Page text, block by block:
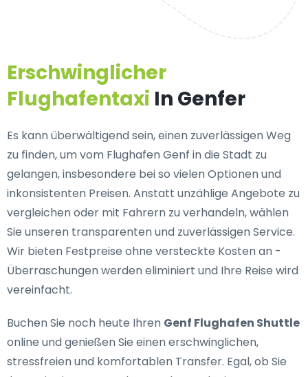
Erschwinglicher
Flughafentaxi In Genfer
Es kann überwältigend sein, einen zuverlässigen Weg
zu finden, um vom Flughafen Genf in die Stadt zu
gelangen, insbesondere bei so vielen Optionen und
inkonsistenten Preisen. Anstatt unzählige Angebote zu
vergleichen oder mit Fahrern zu verhandeln, wählen
Sie unseren transparenten und zuverlässigen Service.
Wir bieten Festpreise ohne versteckte Kosten an -
Überraschungen werden eliminiert und Ihre Reise wird
vereinfacht.
Buchen Sie noch heute Ihren Genf Flughafen Shuttle
online und genießen Sie einen erschwinglichen,
stressfreien und komfortablen Transfer. Egal, ob Sie